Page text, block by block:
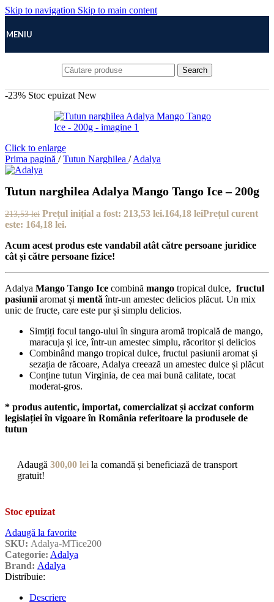
Skip to navigation Skip to main content
MENIU
Search
-23% Stoc epuizat New
Click to enlarge
Prima pagină / Tutun Narghilea / Adalya
Tutun narghilea Adalya Mango Tango Ice – 200g
213,53lei Prețul inițial a fost: 213,53 lei.164,18 leiPrețul curent
este: 164,18 lei.
Acum acest produs este vandabil atât către persoane juridice
cât și către persoane fizice!
Adalya Mango Tango Ice combină mango tropical dulce, fructul
pasiunii aromat și mentă într-un amestec delicios plăcut. Un mix
unic de fructe, care este pur și simplu delicios.
Simțiți focul tango-ului în singura aromă tropicală de mango,
maracuja și ice, într-un amestec simplu, răcoritor și delicios
Combinând mango tropical dulce, fructul pasiunii aromat și
sezația de răcoare, Adalya creează un amestec dulce și plăcut
Conține tutun Virginia, de cea mai bună calitate, tocat
moderat-gros.
* produs autentic, importat, comercializat și accizat conform
legislației în vigoare în România referitoare la produsele de
tutun
Adaugă 300,00 lei la comandă și beneficiază de transport
gratuit!
Stoc epuizat
Adaugă la favorite
SKU: Adalya-MTice200
Categorie: Adalya
Brand: Adalya
Distribuie:
Descriere